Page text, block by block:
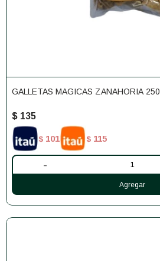
GALLETAS MAGICAS ZANAHORIA 250
$ 135
$ 101 $ 115
-